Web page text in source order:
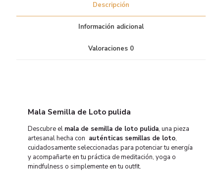
Descripción
Información adicional
Valoraciones 0
Mala Semilla de Loto pulida
Descubre el mala de semilla de loto pulida, una pieza
artesanal hecha con auténticas semillas de loto,
cuidadosamente seleccionadas para potenciar tu energía
y acompañarte en tu práctica de meditación, yoga o
mindfulness o simplemente en tu outfit.